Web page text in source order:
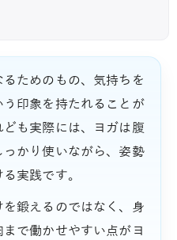
ためのもの、気持ちを
印象を持たれることが
も実際には、ヨガは腹
かり使いながら、姿勢
実践です。
鍛えるのではなく、身
で働かせやすい点がヨ